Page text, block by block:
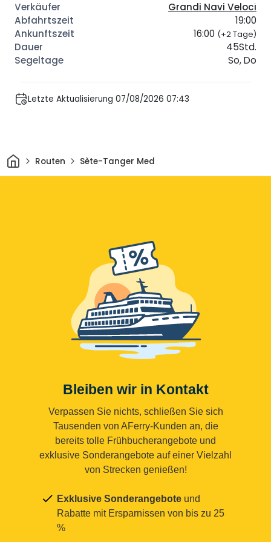
Grandi Navi Veloci
19:00
16:00 (+2 Tage)
45Std.
So, Do
Letzte Aktualisierung 07/08/2026 07:43
HeimRouten Sète-Tanger Med
Bleiben wir in Kontakt
Verpassen Sie nichts, schließen Sie sich
Tausenden von AFerry-Kunden an, die
bereits tolle Frühbucherangebote und
exklusive Sonderangebote auf einer Vielzahl
von Strecken genießen!
Exklusive Sonderangebote und
Rabatte mit Ersparnissen von bis zu 25
%